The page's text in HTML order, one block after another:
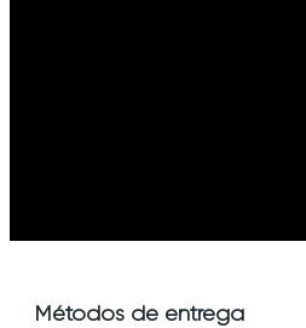
Métodos de entrega